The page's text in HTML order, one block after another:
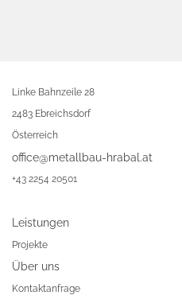
Linke Bahnzeile 28
2483 Ebreichsdorf
Österreich
office@metallbau-hrabal.at
+43 2254 20501
Leistungen
Projekte
Über uns
Kontaktanfrage